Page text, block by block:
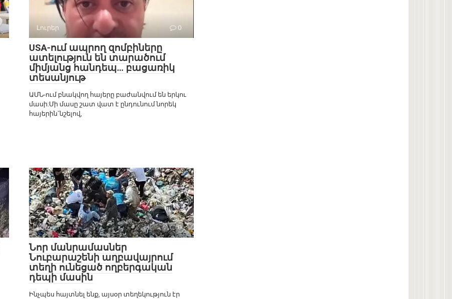
Լուրեր 0
USA-ում ապրող զոմբիները
ատելություն են տարածում
միմյանց հանդեպ… բացառիկ
տեսանյութ
ԱՄՆ-ում բնակվող հայերը բաժանվում են երկու
մասի:Մի մասը շատ վատ է ընդունում նորեկ
հայերին`նշելով,
Լուրեր 0
Նոր մանրամասներ
Նուբարաշենի աղբավայրում
տեղի ունեցած ողբերգական
դեպի մասին
Ինչպես հայտնել ենք, այսօր տեղեկություն էր